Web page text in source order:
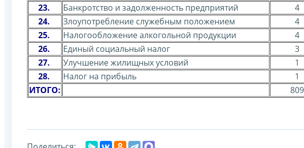
23.
Банкротство и задолженность предприятий
4
24.
Злоупотребление служебным положением
4
25.
Налогообложение алкогольной продукции
4
26.
Единый социальный налог
3
27.
Улучшение жилищных условий
1
28.
Налог на прибыль
1
ИТОГО:
809